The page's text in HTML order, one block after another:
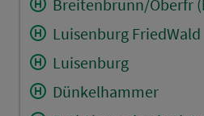
Breitenbrunn/Oberfr
Luisenburg FriedWald
Luisenburg
Dünkelhammer